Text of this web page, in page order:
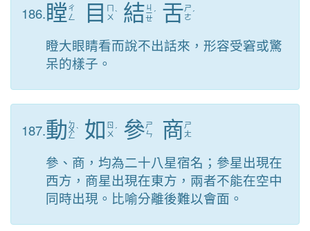
186.瞠 ㄔ
ㄥ
目
ㄇ
ㄨ ˋ 結 ㄐ
ㄧ
ㄝ
ˊ 舌ㄕ
ㄜ ˊ
瞪大眼睛看而說不出話來，形容受窘或驚
呆的樣子。
187.動 ㄉ
ㄨ
ㄥ
ˋ 如 ㄖ
ㄨ ˊ 參ㄕ
ㄣ
商 ㄕ
ㄤ
參、商，均為二十八星宿名；參星出現在
西方，商星出現在東方，兩者不能在空中
同時出現。比喻分離後難以會面。